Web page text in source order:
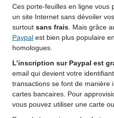
Ces porte-feuilles en ligne vous
un site Internet sans dévoiler
surtout sans frais . Mais grâce
Paypal est bien plus populaire
homologues.
L’inscription sur Paypal est
email qui devient votre
transactions se font de manière
cartes bancaires. Pour
vous pouvez utiliser une carte